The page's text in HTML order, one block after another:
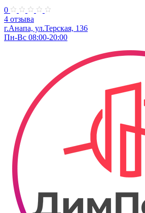
0
4 отзыва
г.Анапа, ул.Терская, 136
Пн-Вс 08:00-20:00